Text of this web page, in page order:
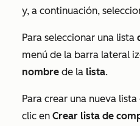
y, a continuación,
Para seleccionar una lista
menú de la barra lateral
nombre de la lista.
Para crear una nueva
clic en Crear lista de